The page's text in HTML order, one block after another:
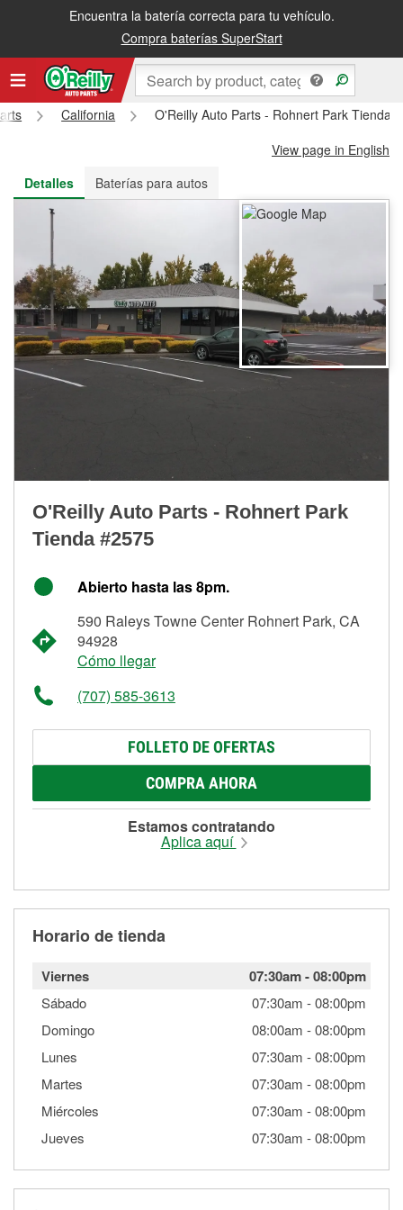
Encuentra la batería correcta para tu vehículo.
Compra baterías SuperStart
Recibe tu orden gratis al día siguiente o recógela en la tienda
California
O'Reilly Auto Parts - Rohnert Park Tienda
View page in English
Detalles
Baterías para autos
O'Reilly Auto Parts - Rohnert Park
Tienda #2575
Abierto hasta las 8pm.
590 Raleys Towne Center Rohnert Park, CA
94928
Cómo llegar
(707) 585-3613
FOLLETO DE OFERTAS
COMPRA AHORA
Estamos contratando
Aplica aquí
Horario de tienda
Viernes 07:30am-08:00pm
Sábado 07:30am -08:00pm
Domingo
08:00am -08:00pm
Lunes
07:30am -08:00pm
Martes
07:30am -08:00pm
Miércoles
07:30am -08:00pm
Jueves
07:30am -08:00pm